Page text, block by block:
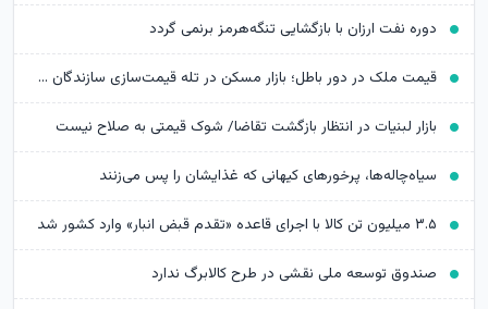
دوره نفت ارزان با بازگشایی تنگه‌هرمز برنمی گردد
قیمت ملک در دور باطل؛ بازار مسکن در تله قیمت‌سازی سازندگان خرد
بازار لبنیات در انتظار بازگشت تقاضا/ شوک قیمتی به صلاح نیست
سیاه‌چاله‌ها، پرخورهای کیهانی که غذایشان را پس می‌زنند
۳.۵ میلیون تن کالا با اجرای قاعده «تقدم قبض انبار» وارد کشور شد
صندوق توسعه ملی نقشی در طرح کالابرگ ندارد